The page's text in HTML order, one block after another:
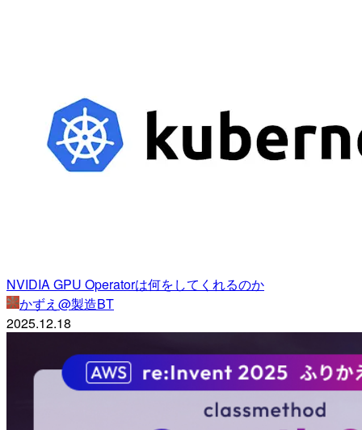
NVIDIA GPU Operatorは何をしてくれるのか
かずえ@製造BT
2025.12.18